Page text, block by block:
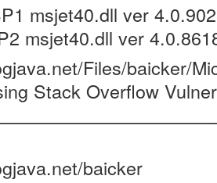
msjet40.dll ver
msjet40.dll ver
Files/baicker/
Stack Overflow
baicker